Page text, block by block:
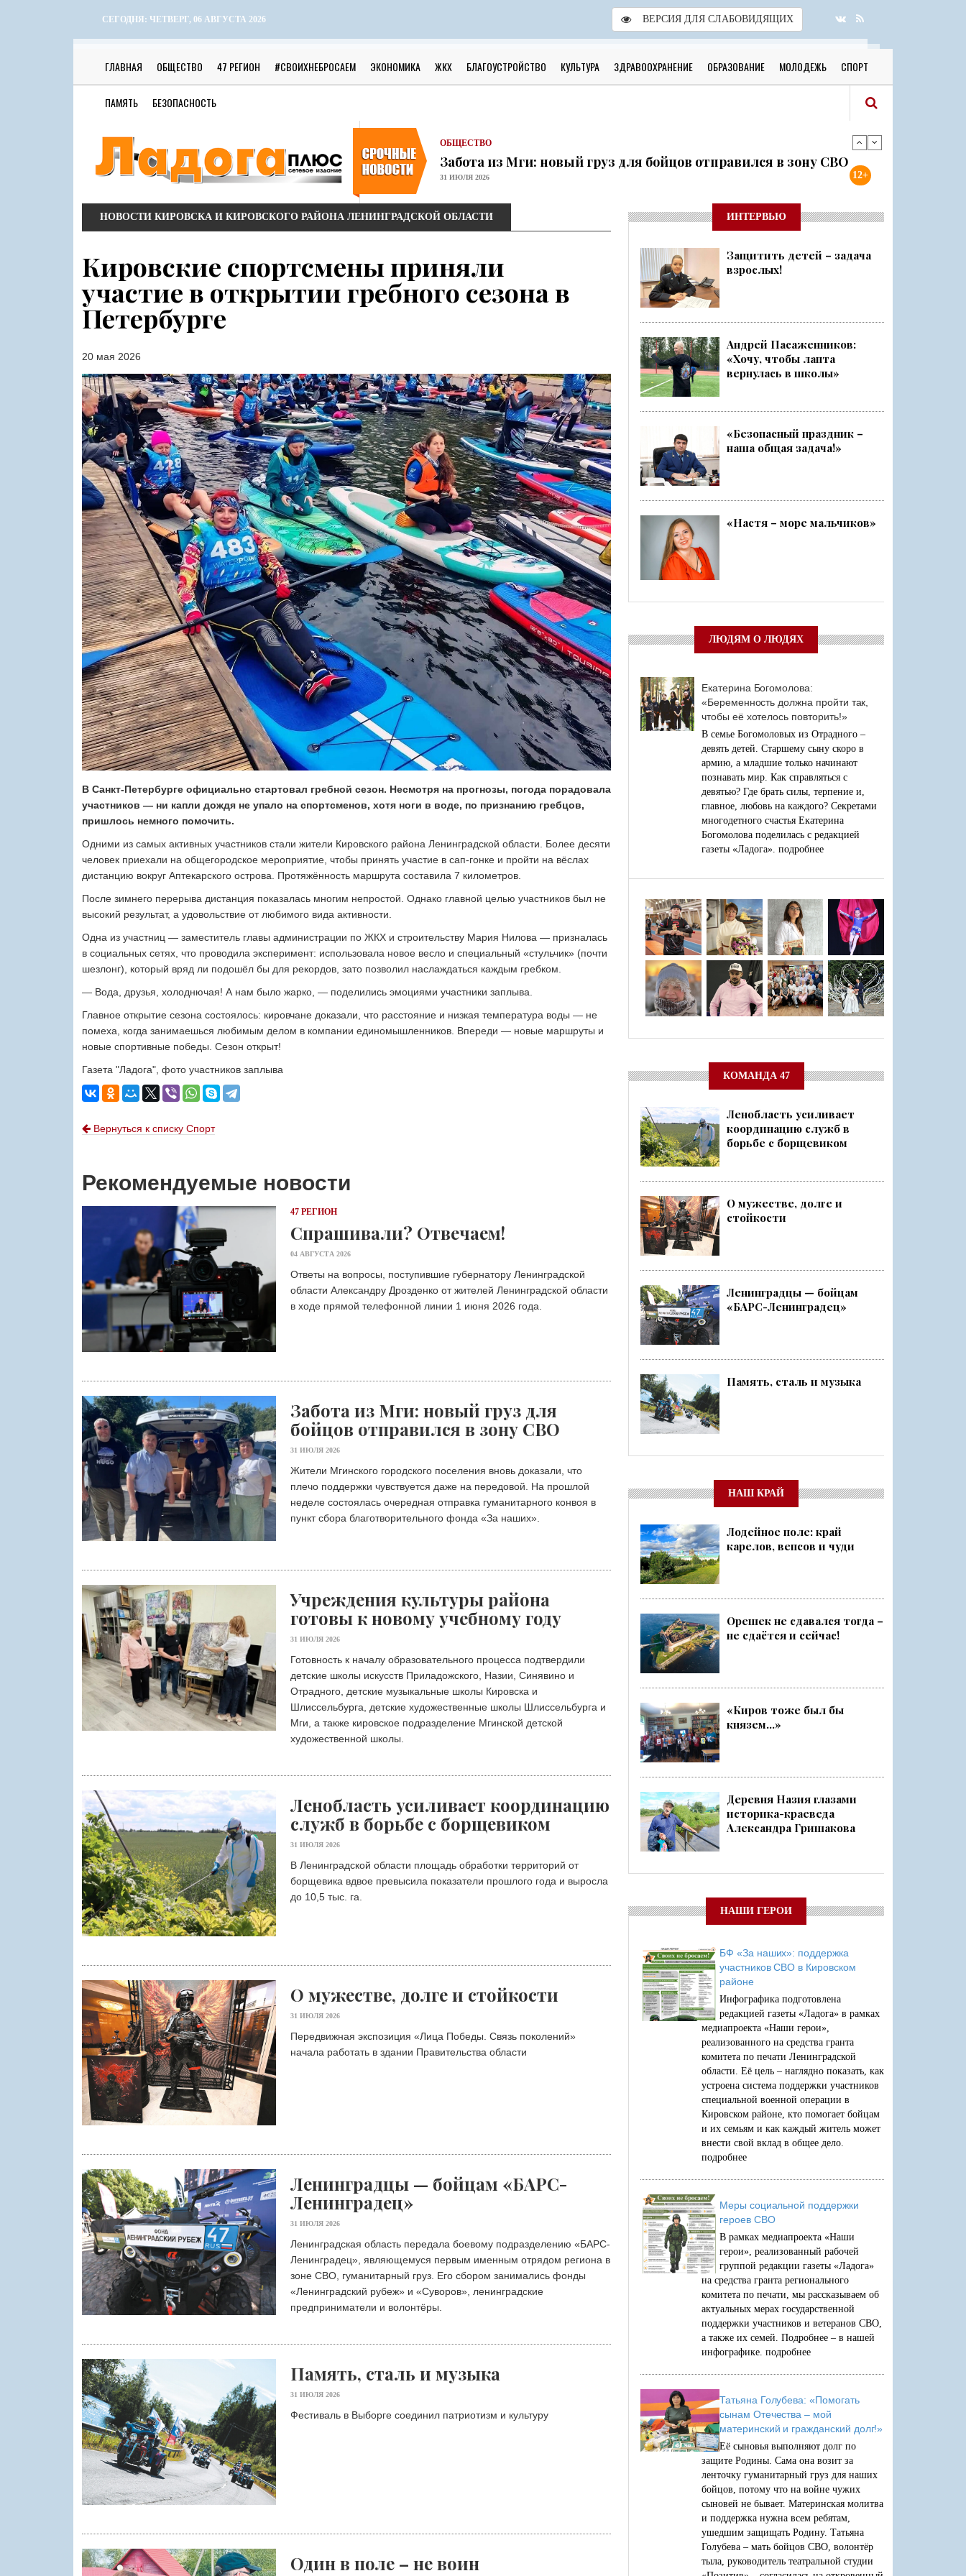
СЕГОДНЯ: ЧЕТВЕРГ, 06 АВГУСТА 2026 ВЕРСИЯ ДЛЯ СЛАБОВИДЯЩИХ
ГЛАВНАЯ ОБЩЕСТВО 47 РЕГИОН #СВОИХНЕБРОСАЕМ ЭКОНОМИКА ЖКХ БЛАГОУСТРОЙСТВО КУЛЬТУРА ЗДРАВООХРАНЕНИЕ ОБРАЗОВАНИЕ МОЛОДЕЖЬ СПОРТ
ПАМЯТЬ БЕЗОПАСНОСТЬ
Скоро в школу!
ОБЩЕСТВО
Забота из Мги: новый груз для бойцов отправился в зону СВО
31 ИЮЛЯ 2026
Учреждения культуры района готовы к новому учебному году
Шлиссельбург не сдался: правда о 500 днях стойкости и бое...
30 ИЮЛЯ 2026
ОБЩЕСТВО
С рабочим визитом в Кировский район
Особенный спортивно-туристский слёт
29 ИЮЛЯ 2026
ОБЩЕСТВО
Юлия Бахир в составе сборной Ленобласти стала серебряным ...
27 ИЮЛЯ 2026
ОБЩЕСТВО
Трудовой отряд: делаем город чище, а себя — каждый раз ещ...
27 ИЮЛЯ 2026
ОБЩЕСТВО
Новоселье в поселке Синявино
24 ИЮЛЯ 2026
ОБЩЕСТВО
Скоро в школу!
24 ИЮЛЯ 2026
ОБЩЕСТВО
Спрашивали? Отвечаем!
04 АВГУСТА 2026
12+
НОВОСТИ КИРОВСКА И КИРОВСКОГО РАЙОНА ЛЕНИНГРАДСКОЙ ОБЛАСТИ
Кировские спортсмены приняли
участие в открытии гребного сезона в
Петербурге
20 мая 2026
В Санкт-Петербурге официально стартовал гребной сезон. Несмотря на прогнозы, погода порадовала
участников — ни капли дождя не упало на спортсменов, хотя ноги в воде, по признанию гребцов,
пришлось немного помочить.
Одними из самых активных участников стали жители Кировского района Ленинградской области. Более десяти
человек приехали на общегородское мероприятие, чтобы принять участие в сап-гонке и пройти на вёслах
дистанцию вокруг Аптекарского острова. Протяжённость маршрута составила 7 километров.
После зимнего перерыва дистанция показалась многим непростой. Однако главной целью участников был не
высокий результат, а удовольствие от любимого вида активности.
Одна из участниц — заместитель главы администрации по ЖКХ и строительству Мария Нилова — призналась
в социальных сетях, что проводила эксперимент: использовала новое весло и специальный «стульчик» (почти
шезлонг), который вряд ли подошёл бы для рекордов, зато позволил наслаждаться каждым гребком.
— Вода, друзья, холоднючая! А нам было жарко, — поделились эмоциями участники заплыва.
Главное открытие сезона состоялось: кировчане доказали, что расстояние и низкая температура воды — не
помеха, когда занимаешься любимым делом в компании единомышленников. Впереди — новые маршруты и
новые спортивные победы. Сезон открыт!
Газета "Ладога", фото участников заплыва
Вернуться к списку Спорт
Рекомендуемые новости
47 РЕГИОН
Спрашивали? Отвечаем!
04 АВГУСТА 2026
Ответы на вопросы, поступившие губернатору Ленинградской
области Александру Дрозденко от жителей Ленинградской области
в ходе прямой телефонной линии 1 июня 2026 года.
Забота из Мги: новый груз для
бойцов отправился в зону СВО
31 ИЮЛЯ 2026
Жители Мгинского городского поселения вновь доказали, что
плечо поддержки чувствуется даже на передовой. На прошлой
неделе состоялась очередная отправка гуманитарного конвоя в
пункт сбора благотворительного фонда «Зa наших».
Учреждения культуры района
готовы к новому учебному году
31 ИЮЛЯ 2026
Готовность к началу образовательного процесса подтвердили
детские школы искусств Приладожского, Назии, Синявино и
Отрадного, детские музыкальные школы Кировска и
Шлиссельбурга, детские художественные школы Шлиссельбурга и
Мги, а также кировское подразделение Мгинской детской
художественной школы.
Ленобласть усиливает координацию
служб в борьбе с борщевиком
31 ИЮЛЯ 2026
В Ленинградской области площадь обработки территорий от
борщевика вдвое превысила показатели прошлого года и выросла
до 10,5 тыс. га.
О мужестве, долге и стойкости
31 ИЮЛЯ 2026
Передвижная экспозиция «Лица Победы. Связь поколений»
начала работать в здании Правительства области
Ленинградцы — бойцам «БАРС-
Ленинградец»
31 ИЮЛЯ 2026
Ленинградская область передала боевому подразделению «БАРС-
Ленинградец», являющемуся первым именным отрядом региона в
зоне СВО, гуманитарный груз. Его сбором занимались фонды
«Ленинградский рубеж» и «Суворов», ленинградские
предприниматели и волонтёры.
Память, сталь и музыка
31 ИЮЛЯ 2026
Фестиваль в Выборге соединил патриотизм и культуру
Один в поле – не воин
ИНТЕРВЬЮ
Защитить детей – задача
взрослых!
Андрей Пасаженников:
«Хочу, чтобы лапта
вернулась в школы»
«Безопасный праздник –
наша общая задача!»
«Настя – море мальчиков»
ЛЮДЯМ О ЛЮДЯХ
Екатерина Богомолова:
«Беременность должна пройти так,
чтобы её хотелось повторить!»
В семье Богомоловых из Отрадного –
девять детей. Старшему сыну скоро в
армию, а младшие только начинают
познавать мир. Как справляться с
девятью? Где брать силы, терпение и,
главное, любовь на каждого? Секретами
многодетного счастья Екатерина
Богомолова поделилась с редакцией
газеты «Ладога». подробнее
КОМАНДА 47
Ленобласть усиливает
координацию служб в
борьбе с борщевиком
О мужестве, долге и
стойкости
Ленинградцы — бойцам
«БАРС-Ленинградец»
Память, сталь и музыка
НАШ КРАЙ
Лодейное поле: край
карелов, вепсов и чуди
Орешек не сдавался тогда –
не сдаётся и сейчас!
«Киров тоже был бы
князем...»
Деревня Назия глазами
историка-краеведа
Александра Гришакова
НАШИ ГЕРОИ
БФ «За наших»: поддержка
участников СВО в Кировском
районе
Инфографика подготовлена
редакцией газеты «Ладога» в рамках
медиапроекта «Наши герои»,
реализованного на средства гранта
комитета по печати Ленинградской
области. Её цель – наглядно показать, как
устроена система поддержки участников
специальной военной операции в
Кировском районе, кто помогает бойцам
и их семьям и как каждый житель может
внести свой вклад в общее дело.
подробнее
Меры социальной поддержки
героев СВО
В рамках медиапроекта «Наши
герои», реализованный рабочей
группой редакции газеты «Ладога»
на средства гранта регионального
комитета по печати, мы рассказываем об
актуальных мерах государственной
поддержки участников и ветеранов СВО,
а также их семей. Подробнее – в нашей
инфографике. подробнее
Татьяна Голубева: «Помогать
сынам Отечества – мой
материнский и гражданский долг!»
Её сыновья выполняют долг по
защите Родины. Сама она возит за
ленточку гуманитарный груз для наших
бойцов, потому что на войне чужих
сыновей не бывает. Материнская молитва
и поддержка нужна всем ребятам,
ушедшим защищать Родину. Татьяна
Голубева – мать бойцов СВО, волонтёр
тыла, руководитель театральной студии